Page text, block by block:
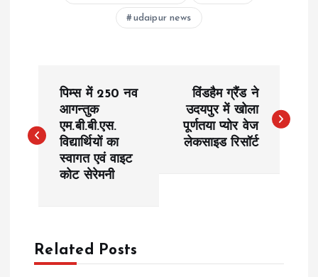
udaipur news
s
a
पिम्स में 250 नव
आगन्तुक
एम.बी.बी.एस.
विद्यार्थियों का
स्वागत एवं वाइट
कोट सेरेमनी
विंडहैम ग्रैंड ने
उदयपुर में खोला
पूर्णतया प्योर वेज
लेकसाइड रिसॉर्ट
Related Posts